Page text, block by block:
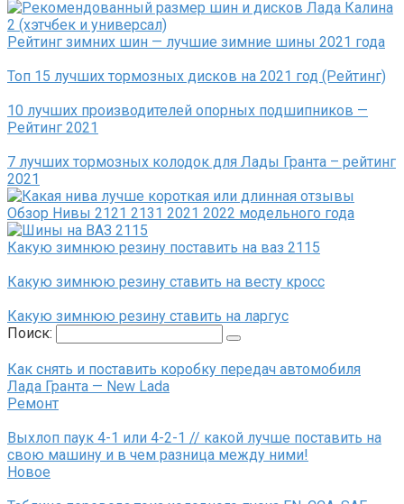
Рейтинг зимних шин — лучшие зимние шины 2021 года
Топ 15 лучших тормозных дисков на 2021 год (Рейтинг)
10 лучших производителей опорных подшипников —
Рейтинг 2021
7 лучших тормозных колодок для Лады Гранта – рейтинг
2021
Обзор Нивы 2121 2131 2021 2022 модельного года
Какую зимнюю резину поставить на ваз 2115
Какую зимнюю резину ставить на весту кросс
Какую зимнюю резину ставить на ларгус
Поиск:
Как снять и поставить коробку передач автомобиля
Лада Гранта — New Lada
Ремонт
Выхлоп паук 4-1 или 4-2-1 // какой лучше поставить на
свою машину и в чем разница между ними!
Новое